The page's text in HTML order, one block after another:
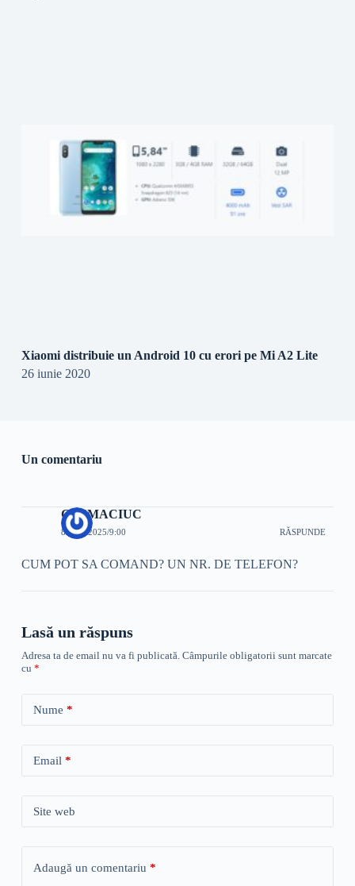
Xiaomi distribuie un Android 10 cu erori pe Mi A2 Lite
26 iunie 2020
Un comentariu
COSMACIUC
8 MAI 2025/9:00 RĂSPUNDE
CUM POT SA COMAND? UN NR. DE TELEFON?
Lasă un răspuns
Adresa ta de email nu va fi publicată. Câmpurile obligatorii sunt marcate
cu *
Nume *
Email *
Site web
Adaugă un comentariu *